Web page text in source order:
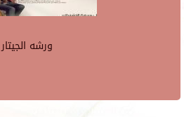
ورشه الجيتار